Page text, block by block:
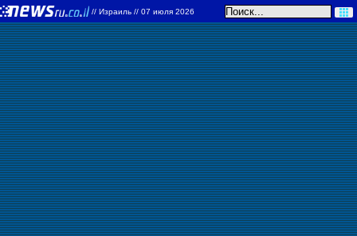
// Израиль // 07 июля 2026